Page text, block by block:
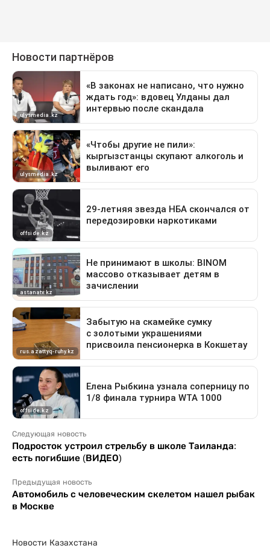
Следующая новость
Подросток устроил стрельбу в школе Таиланда:
есть погибшие (ВИДЕО)
Предыдущая новость
Автомобиль с человеческим скелетом нашел рыбак
в Москве
Новости Казахстана